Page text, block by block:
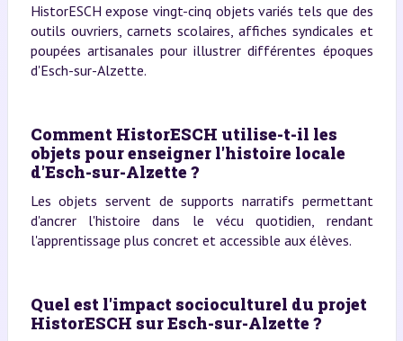
HistorESCH expose vingt-cinq objets variés tels que des
outils ouvriers, carnets scolaires, affiches syndicales et
poupées artisanales pour illustrer différentes époques
d'Esch-sur-Alzette.
Comment HistorESCH utilise-t-il les
objets pour enseigner l'histoire locale
d'Esch-sur-Alzette ?
Les objets servent de supports narratifs permettant
d'ancrer l'histoire dans le vécu quotidien, rendant
l'apprentissage plus concret et accessible aux élèves.
Quel est l'impact socioculturel du projet
HistorESCH sur Esch-sur-Alzette ?